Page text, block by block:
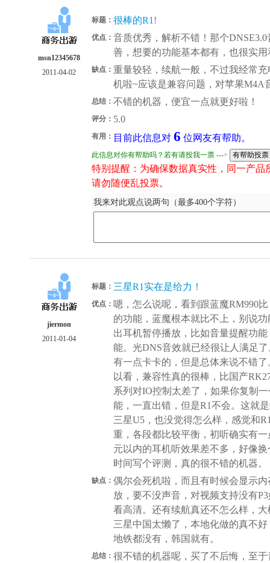
msn12345678
2011-04-02
标题： 很棒的R1!
优点： 音质优秀，解析不错！那个
善，想要的功能基本都有，也很实
缺点： 重量较轻，续航一般，不过我经常
机啦~应该是兼容问题，对苹果
总结： 不错的机器，便宜一点就更好啦！
评分： 5.0
有用： 目前此信息对 6 位网友有帮助。
此信息对你有帮助吗？若有请投我一票 --->
特别提醒：为确保数据真实性，同一产
请勿随便乱投票。
我来对此观点说两句（最多400个字符）
jiermon
2011-01-04
标题： 三星R1实在是给力！
优点： 嗯，怎么说呢，看到跟蓝魔RM990
的功能，蓝魔根本就比不上，别说
出耳机暂停播放，比如音量提醒功
能。光DNS音效就已经很让人满足
有一点卡卡的，但是总体来说不错
以看，兼容性真的很棒，比国产
系列对IO控制太差了，如果你复制
能，一直出错，但是R1不会。这就
三星U5，也没觉得怎么样，感觉和
重，各段都比较平衡，初听确实有
元以内的耳机听效果差不多，好像
时间写个评测，真的很不错的机器。
缺点： 偶尔会死机啦，而且有时候会显示
放，要不没声音，对视频支持没有
看高清。还有续航真还不怎么样，
三星中国太懒了，本地化做的真不
地铁都没有，韩国就有。
总结： 很不错的机器呢，买了不后悔，至